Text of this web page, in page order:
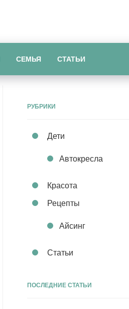
СЕМЬЯ СТАТЬИ
РУБРИКИ
Дети
Автокресла
Красота
Рецепты
Айсинг
Статьи
ПОСЛЕДНИЕ СТАТЬИ